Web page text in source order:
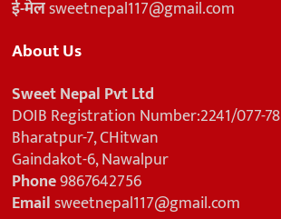
ई-मेलsweetnepal117@gmail.com
About Us
Sweet Nepal Pvt Ltd
DOIB Registration Number:2241/077-78
Bharatpur-7, CHitwan
Gaindakot-6, Nawalpur
Phone9867642756
Emailsweetnepal117@gmail.com